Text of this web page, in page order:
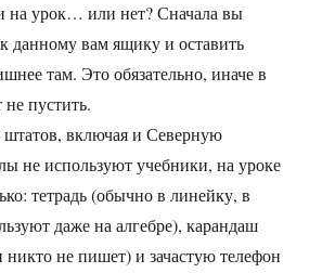
на урок… или нет? Сначала вы
данному вам ящику и оставить
там. Это обязательно, иначе в
не пустить.
включая и Северную
не используют учебники, на уроке
тетрадь (обычно в линейку, в
даже на алгебре), карандаш
не пишет) и зачастую телефон